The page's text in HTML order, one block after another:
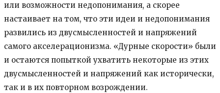
или возможности недопонимания, а скорее
настаивает на том, что эти идеи и недопонимания
развились из двусмысленностей и напряжений
самого акселерационизма. «Дурные скорости» были
и остаются попыткой ухватить некоторые из этих
двусмысленностей и напряжений как исторически,
так и в их повторном возрождении.